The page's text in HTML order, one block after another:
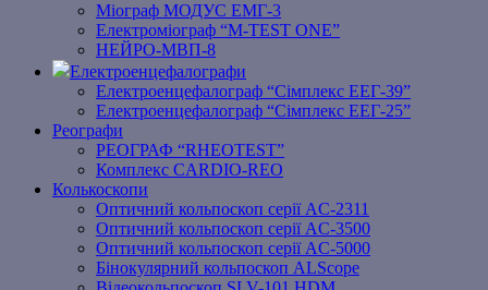
Міограф МОДУС ЕМГ-3
Електроміограф “M-TEST ONE”
НЕЙРО-МВП-8
Електроенцефалографи
Електроенцефалограф “Сімплекс ЕЕГ-39”
Електроенцефалограф “Сімплекс ЕЕГ-25”
Реографи
РЕОГРАФ “RHEOTEST”
Комплекс CARDIO-REO
Колькоскопи
Оптичний кольпоскоп серії AC-2311
Оптичний кольпоскоп серії AC-3500
Оптичний кольпоскоп серії AC-5000
Бінокулярний кольпоскоп ALScope